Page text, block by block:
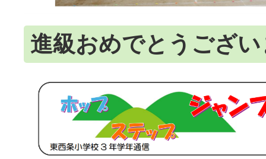
進級おめでとうござ